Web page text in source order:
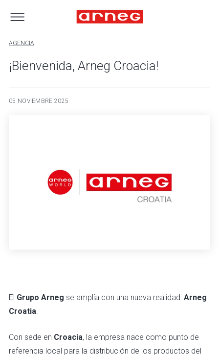
AGENCIA
¡Bienvenida, Arneg Croacia!
05 NOVIEMBRE 2025
El Grupo Arneg se amplía con una nueva realidad: Arneg
Croatia
Con sede en Croacia, la empresa nace como punto de
referencia local para la distribución de los productos del